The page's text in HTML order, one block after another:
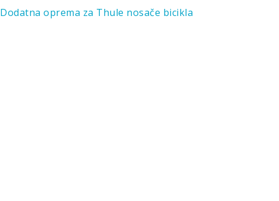
Dodatna oprema za Thule nosače bicikla